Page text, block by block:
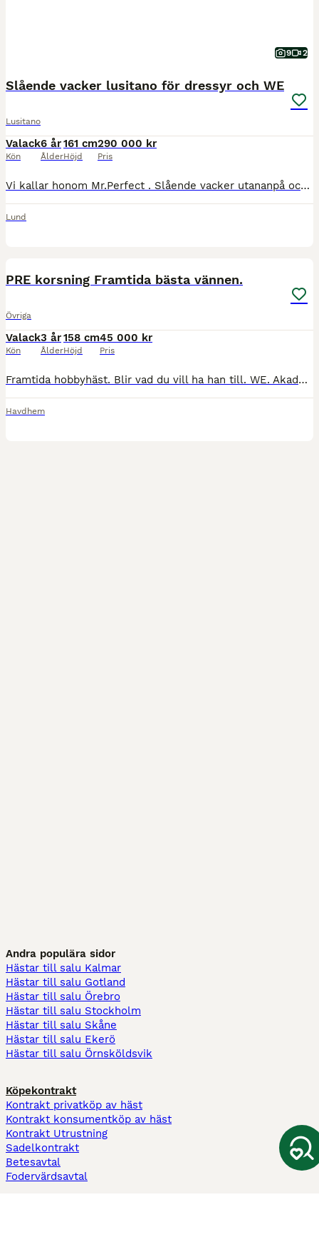
9 2
Slående vacker lusitano för dressyr och WE
Lusitano
Valack
Kön
6 år
Ålder
161 cm
Höjd
290 000 kr
Pris
Vi kallar honom Mr.Perfect . Slående vacker utananpå och precis lika fin inuti❤️. Snäll och okomplicerad i all hantering och att lasta, köra och komma till nya ställen. Nyfiken och tillgiven och en fr
Lund
PRE korsning Framtida bästa vännen.
Övriga
Valack
Kön
3 år
Ålder
158 cm
Höjd
45 000 kr
Pris
Framtida hobbyhäst. Blir vad du vill ha han till. WE. Akademiskt. Dressyr. Körning. Skogsridning. Han har 3 helsyskon och alla är väldigt lättlärd och sociala. Coola hästar som är väldigt lättlärd. M
Havdhem
Andra populära sidor
Hästar till salu Kalmar
Hästar till salu Gotland
Hästar till salu Örebro
Hästar till salu Stockholm
Hästar till salu Skåne
Hästar till salu Ekerö
Hästar till salu Örnsköldsvik
Köpekontrakt
Kontrakt privatköp av häst
Kontrakt konsumentköp av häst
Kontrakt Utrustning
Sadelkontrakt
Betesavtal
Fodervärdsavtal